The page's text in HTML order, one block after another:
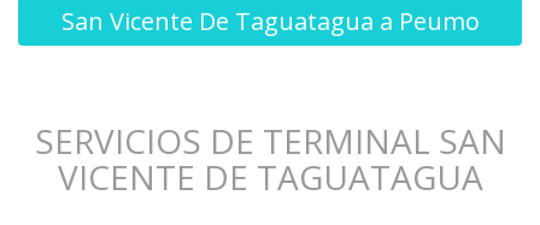
San Vicente De Taguatagua a Peumo
SERVICIOS DE TERMINAL SAN
VICENTE DE TAGUATAGUA